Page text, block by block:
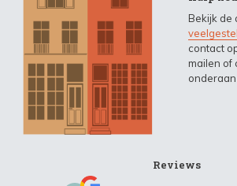
Bekijk de
contact
mailen of
onderaan
Reviews